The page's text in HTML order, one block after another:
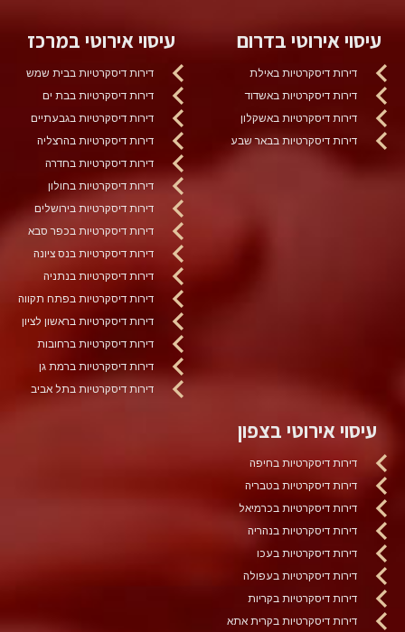
עיסוי אירוטי בדרום
דירות דיסקרטיות באילת
דירות דיסקרטיות באשדוד
דירות דיסקרטיות באשקלון
דירות דיסקרטיות בבאר שבע
עיסוי אירוטי במרכז
דירות דיסקרטיות בבית שמש
דירות דיסקרטיות בבת ים
דירות דיסקרטיות בגבעתיים
דירות דיסקרטיות בהרצליה
דירות דיסקרטיות בחדרה
דירות דיסקרטיות בחולון
דירות דיסקרטיות בירושלים
דירות דיסקרטיות בכפר סבא
דירות דיסקרטיות בנס ציונה
דירות דיסקרטיות בנתניה
דירות דיסקרטיות בפתח תקווה
דירות דיסקרטיות בראשון לציון
דירות דיסקרטיות ברחובות
דירות דיסקרטיות ברמת גן
דירות דיסקרטיות בתל אביב
עיסוי אירוטי בצפון
דירות דיסקרטיות בחיפה
דירות דיסקרטיות בטבריה
דירות דיסקרטיות בכרמיאל
דירות דיסקרטיות בנהריה
דירות דיסקרטיות בעכו
דירות דיסקרטיות בעפולה
דירות דיסקרטיות בקריות
דירות דיסקרטיות בקרית אתא